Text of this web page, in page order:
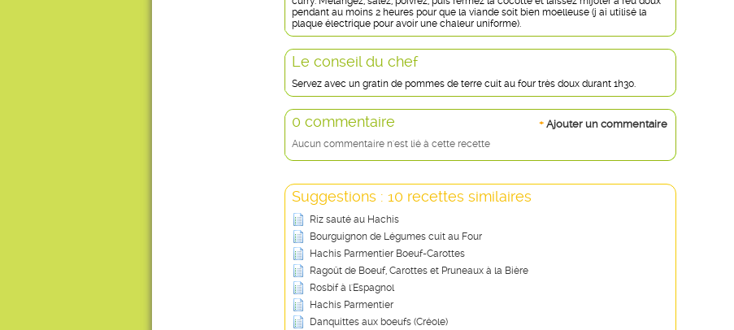
pendant au moins 2 heures pour que la viande soit bien moelleuse (j ai utilisé la
plaque électrique pour avoir une chaleur uniforme).
Le conseil du chef
Servez avec un gratin de pommes de terre cuit au four très doux durant 1h30.
+ Ajouter un commentaire
0 commentaire
Aucun commentaire n'est lié à cette recette
Suggestions : 10 recettes similaires
Riz sauté au Hachis
Bourguignon de Légumes cuit au Four
Hachis Parmentier Boeuf-Carottes
Ragoût de Boeuf, Carottes et Pruneaux à la Bière
Rosbif à l'Espagnol
Hachis Parmentier
Danquittes aux boeufs (Créole)